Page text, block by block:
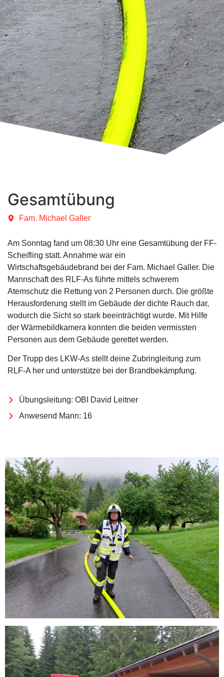
Gesamtübung
Fam. Michael Galler
Am Sonntag fand um 08:30 Uhr eine Gesamtübung der FF-
Scheifling statt. Annahme war ein
Wirtschaftsgebäudebrand bei der Fam. Michael Galler. Die
Mannschaft des RLF-As führte mittels schwerem
Atemschutz die Rettung von 2 Personen durch. Die größte
Herausforderung stellt im Gebäude der dichte Rauch dar,
wodurch die Sicht so stark beeinträchtigt wurde. Mit Hilfe
der Wärmebildkamera konnten die beiden vermissten
Personen aus dem Gebäude gerettet werden.
Der Trupp des LKW-As stellt deine Zubringleitung zum
RLF-A her und unterstütze bei der Brandbekämpfung.
Übungsleitung: OBI David Leitner
Anwesend Mann: 16